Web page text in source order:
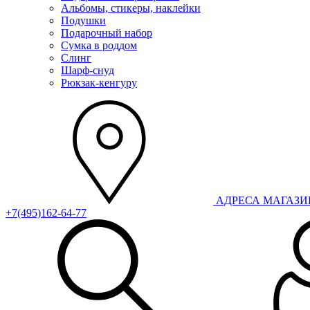
Альбомы, стикеры, наклейки
Подушки
Подарочный набор
Сумка в роддом
Слинг
Шарф-снуд
Рюкзак-кенгуру
АДРЕСА
+7(495)162-64-77